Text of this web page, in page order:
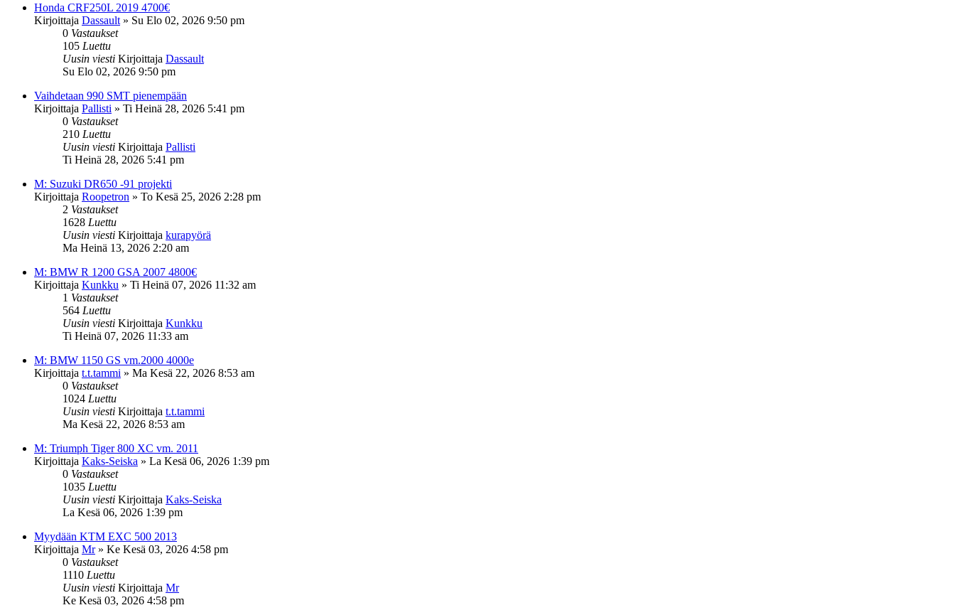
Honda CRF250L 2019 4700€
Kirjoittaja Dassault » Su Elo 02, 2026 9:50 pm
0 Vastaukset
105 Luettu
Uusin viesti Kirjoittaja Dassault
Su Elo 02, 2026 9:50 pm
Vaihdetaan 990 SMT pienempään
Kirjoittaja Pallisti » Ti Heinä 28, 2026 5:41 pm
0 Vastaukset
210 Luettu
Uusin viesti Kirjoittaja Pallisti
Ti Heinä 28, 2026 5:41 pm
M: Suzuki DR650 -91 projekti
Kirjoittaja Roopetron » To Kesä 25, 2026 2:28 pm
2 Vastaukset
1628 Luettu
Uusin viesti Kirjoittaja kurapyörä
Ma Heinä 13, 2026 2:20 am
M: BMW R 1200 GSA 2007 4800€
Kirjoittaja Kunkku » Ti Heinä 07, 2026 11:32 am
1 Vastaukset
564 Luettu
Uusin viesti Kirjoittaja Kunkku
Ti Heinä 07, 2026 11:33 am
M: BMW 1150 GS vm.2000 4000e
Kirjoittaja t.t.tammi » Ma Kesä 22, 2026 8:53 am
0 Vastaukset
1024 Luettu
Uusin viesti Kirjoittaja t.t.tammi
Ma Kesä 22, 2026 8:53 am
M: Triumph Tiger 800 XC vm. 2011
Kirjoittaja Kaks-Seiska » La Kesä 06, 2026 1:39 pm
0 Vastaukset
1035 Luettu
Uusin viesti Kirjoittaja Kaks-Seiska
La Kesä 06, 2026 1:39 pm
Myydään KTM EXC 500 2013
Kirjoittaja Mr» Ke Kesä 03, 2026 4:58 pm
0 Vastaukset
1110 Luettu
Uusin viesti Kirjoittaja Mr
Ke Kesä 03, 2026 4:58 pm